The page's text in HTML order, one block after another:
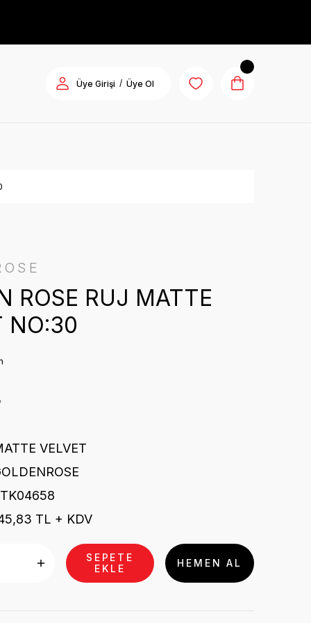
Üye Girişi / Üye Ol
ROSE RUJ MATTE
NO:30
VELVET
TL + KDV
SEPETE
EKLE
HEMEN AL